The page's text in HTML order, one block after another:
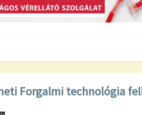
Forgalmi technológia